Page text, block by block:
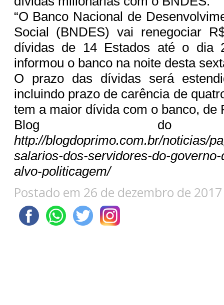
“O Banco Nacional de
Social (BNDES) vai renegociar
dívidas de 14 Estados até o dia
informou o banco na noite desta
O prazo das dívidas será
incluindo prazo de carência de
tem a maior dívida com o banco, de
Blog do
http://blogdoprimo.com.br/noticias/
salarios-dos-servidores-do-
alvo-politicagem/
Postado em 26 de dezembro de 2017